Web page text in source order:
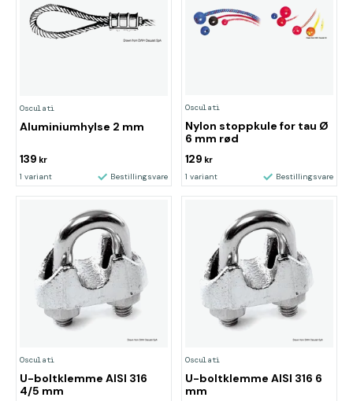
Osculati
Aluminiumhylse 2 mm
139 kr
1 variant Bestillingsvare
Osculati
Nylon stoppkule for tau Ø
6 mm rød
129 kr
1 variant Bestillingsvare
Osculati
U-boltklemme AISI 316
4/5 mm
Osculati
U-boltklemme AISI 316 6
mm